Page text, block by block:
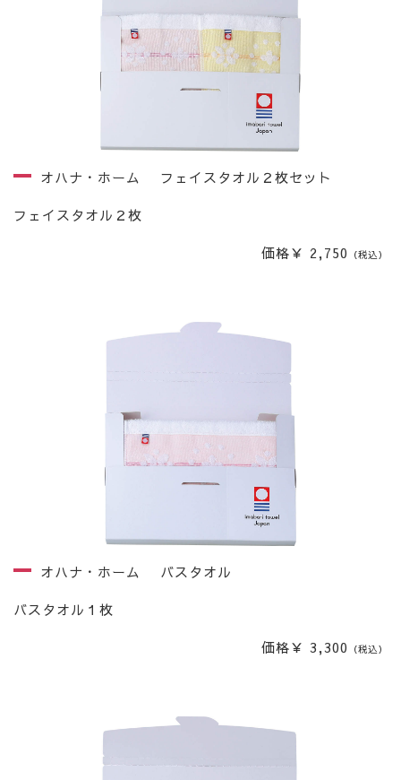
オハナ・ホーム フェイスタオル２枚セット
フェイスタオル２枚
価格￥ 2,750 （税込）
オハナ・ホーム バスタオル
バスタオル１枚
価格￥ 3,300 （税込）